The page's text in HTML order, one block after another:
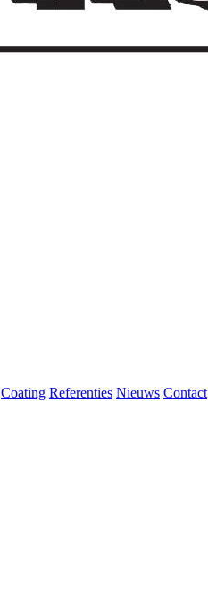
Coating Referenties Nieuws Contact